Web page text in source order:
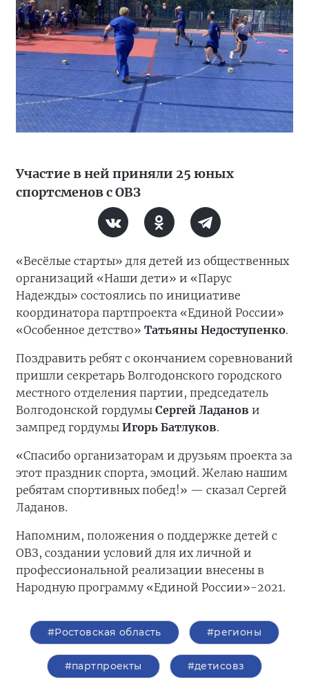
Участие в ней приняли 25 юных
спортсменов с ОВЗ
«Весёлые старты» для детей из общественных
организаций «Наши дети» и «Парус
Надежды» состоялись по инициативе
координатора партпроекта «Единой России»
«Особенное детство» Татьяны Недоступенко.
Поздравить ребят с окончанием соревнований
пришли секретарь Волгодонского городского
местного отделения партии, председатель
Волгодонской гордумы Сергей Ладанов и
зампред гордумы Игорь Батлуков.
«Спасибо организаторам и друзьям проекта за
этот праздник спорта, эмоций. Желаю нашим
ребятам спортивных побед!» — сказал Сергей
Ладанов.
Напомним, положения о поддержке детей с
ОВЗ, создании условий для их личной и
профессиональной реализации внесены в
Народную программу «Единой России»-2021.
#Ростовская область #регионы
#партпроекты #детисовз